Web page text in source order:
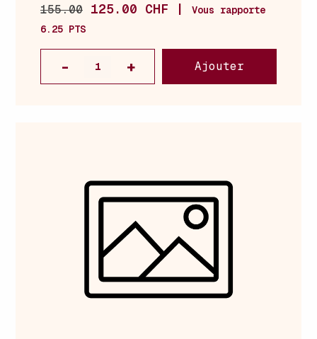
155.00 125.00 CHF |
Vous rapporte
6.25 PTS
Ajouter